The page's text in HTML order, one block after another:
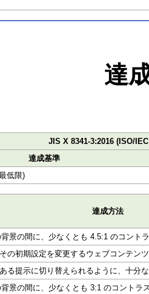
達
JIS X 8341-3:2016 (ISO/
達成基準
低限)
達成方法
景の間に、少なくとも 4.5:1 のコント
の初期設定を変更するウェブコンテン
る提示に切り替えられるように、十分
景の間に、少なくとも 3:1 のコントラ